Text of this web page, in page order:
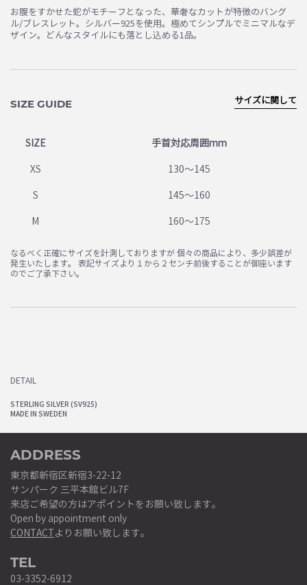
お腹をすかせた蛇がモチーフとなった、華奢なカットが特徴のバング
ル/ブレスレット。シルバー925を使用。極めてシンプルでミニマルなデ
ザイン。どんなスタイルにも落とし込める1品。
SIZE GUIDE
SIZE 手首対応周囲mm
XS 130～145
S 145～160
M 160～175
サイズに関して
なるべく正確にサイズを計測しておりますが 個々の商品により、多少誤差が
発生いたします。 表記サイズより１から２センチ前後することが御座います
のでご了承下さい。
DETAIL
STERLING SILVER (SV925)
MADE IN SWEDEN
ADDRESS
東京都新宿区新宿3-22-12
サンパーク 三平本館ビル7F
来店ご希望の方はアポイントをお願い致します。
Open by appointment only
CONTACTよりお願い致します。
TEL
03-3352-6912